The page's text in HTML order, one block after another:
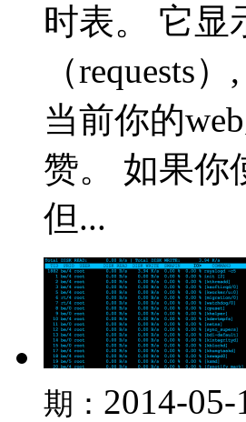
时表。 它显
（requests
当前你的
赞。 如果你
但...
期： 2014-